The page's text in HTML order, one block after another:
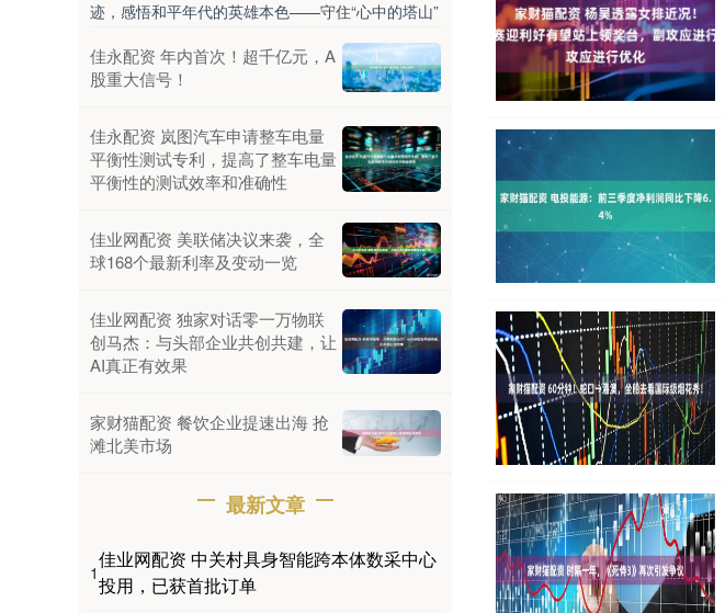
迹，感悟和平年代的英雄本色——守住“心中的塔山”
佳永配资 年内首次！超千亿元，A
股重大信号！
佳永配资 岚图汽车申请整车电量
平衡性测试专利，提高了整车电量
平衡性的测试效率和准确性
佳业网配资 美联储决议来袭，全
球168个最新利率及变动一览
佳业网配资 独家对话零一万物联
创马杰：与头部企业共创共建，让
AI真正有效果
家财猫配资 餐饮企业提速出海 抢
滩北美市场
最新文章
1
佳业网配资 中关村具身智能跨本体数采中心
投用，已获首批订单